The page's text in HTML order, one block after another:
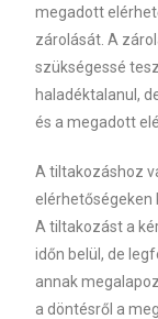
megadott
zárolását. A
szükségessé
haladéktalanul,
és a megadott
A tiltakozáshoz
elérhetőségeken
A tiltakozást a
időn belül, de
annak
a döntésről a